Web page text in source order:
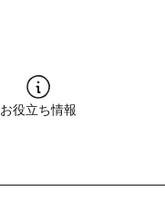
お役立ち情報